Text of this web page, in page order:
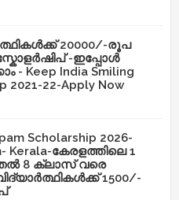
20000/-രൂപ
-ഇപ്പോൾ
- Keep India Smiling
2021-22-Apply Now
Scholarship 2026-
Kerala-കേരളത്തിലെ 1
8 ക്ലാസ് വരെ
1500/-